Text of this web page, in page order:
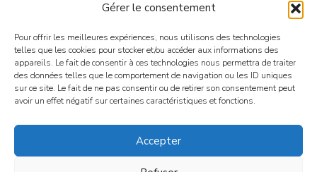
Gérer le consentement
Pour offrir les meilleures expériences, nous utilisons des technologies
telles que les cookies pour stocker et/ou accéder aux informations des
appareils. Le fait de consentir à ces technologies nous permettra de traiter
des données telles que le comportement de navigation ou les ID uniques
sur ce site. Le fait de ne pas consentir ou de retirer son consentement peut
avoir un effet négatif sur certaines caractéristiques et fonctions.
Accepter
Mentions légales
Contacts
Conditions Générales de Ventes
Mon Compte